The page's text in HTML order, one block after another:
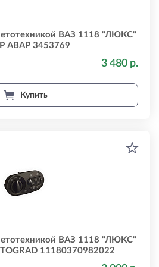
ВАЗ 1118 "ЛЮКС"
АВАР 3453769
3 480 р.
Купить
ВАЗ 1118 "ЛЮКС"
11180370982022